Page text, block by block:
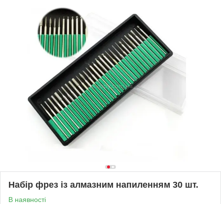
Набір фрез із алмазним напиленням 30 шт.
В наявності